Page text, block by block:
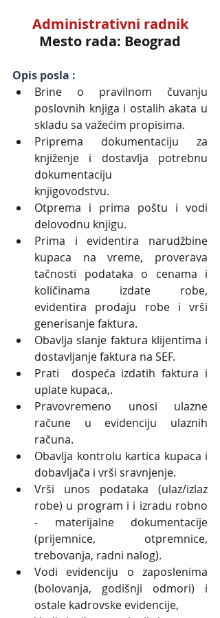
Administrativni radnik
Mesto rada: Beograd
Opis posla :
Brine o pravilnom čuvanju
poslovnih knjiga i ostalih akata u
skladu sa važećim propisima.
Priprema dokumentaciju za
knjiženje i dostavlja potrebnu
dokumentaciju
knjigovodstvu.
Otprema i prima poštu i vodi
delovodnu knjigu.
Prima i evidentira narudžbine
kupaca na vreme, proverava
tačnosti podataka o cenama i
količinama izdate robe,
evidentira prodaju robe i vrši
generisanje faktura.
Obavlja slanje faktura klijentima i
dostavljanje faktura na SEF.
Prati  dospeća izdatih faktura i
uplate kupaca,.
Pravovremeno unosi ulazne
račune u evidenciju ulaznih
računa.
Obavlja kontrolu kartica kupaca i
dobavljača i vrši sravnjenje.
Vrši unos podataka (ulaz/izlaz
robe) u program i i izradu robno
- materijalne dokumentacije
(prijemnice, otpremnice,
trebovanja, radni nalog).
Vodi evidenciju o zaposlenima
(bolovanja, godišnji odmori) i
ostale kadrovske evidencije,